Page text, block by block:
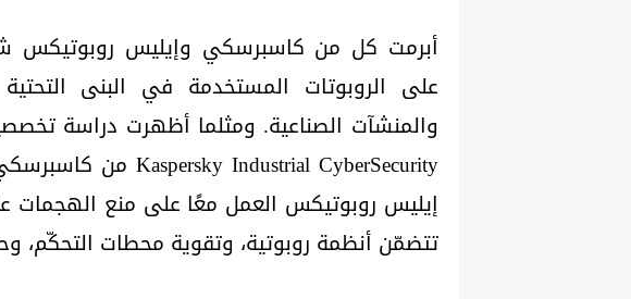
أبرمت كل من كاسبرسكي وإيليس روبوتيكس
على الروبوتات المستخدمة في البنى
والمنشآت الصناعية. ومثلما أظهرت دراسة
إيليس روبوتيكس العمل معًا على منع الهجمات
تتضمّن أنظمة روبوتية، وتقوية محطات التحكّم،